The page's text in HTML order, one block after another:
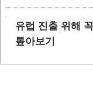
유럽 진출 위해
톺아보기